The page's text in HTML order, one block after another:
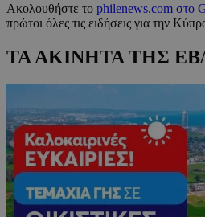
Ακολουθήστε το philenews.com στο
πρώτοι όλες τις ειδήσεις για την
ΤΑ ΑΚΙΝΗΤΑ ΤΗΣ